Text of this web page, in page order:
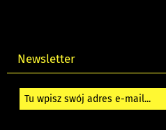
Newsletter